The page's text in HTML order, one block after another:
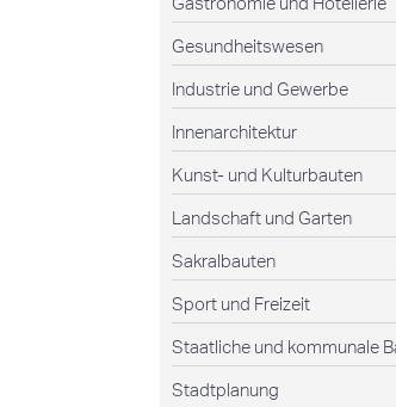
Gesundheitswesen
Industrie und Gewerbe
Innenarchitektur
Kunst- und Kulturbauten
Landschaft und Garten
Sakralbauten
Sport und Freizeit
Staatliche und kommunale
Stadtplanung